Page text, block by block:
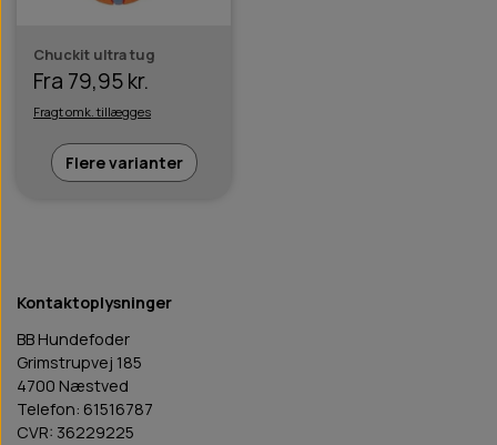
Chuckit ultra tug
Fra 79,95 kr.
Fragt omk. tillægges
Flere varianter
Kontaktoplysninger
BB Hundefoder
Grimstrupvej 185
4700 Næstved
Telefon: 61516787
CVR: 36229225